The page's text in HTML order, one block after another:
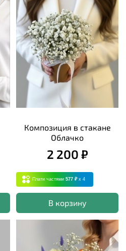
Композиция в стакане
Облачко
2 200 ₽
Плати частями 577 ₽ x 4
В корзину